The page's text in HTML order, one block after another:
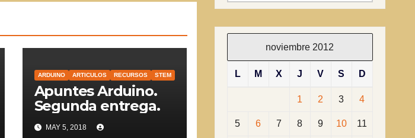
ARDUINO ARTICULOS RECURSOS STEM
Apuntes Arduino.
Segunda entrega.
MAY 5, 2018
noviembre 2012
L M X J V S D
1 2 3 4
5 6 7 8 9 10 11